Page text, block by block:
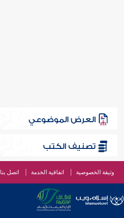
العرض الموضوعي
تصنيف الكتب
وثيقة الخصوصية اتفاقية الخدمة اتصل بنا